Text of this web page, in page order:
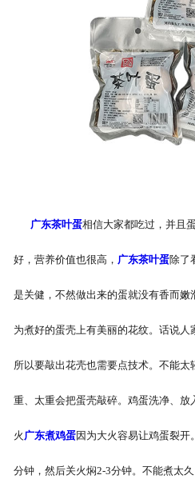
广
广
广
-
广东茶叶蛋相信大家都吃过，并且
好，营养价值也很高， 广东茶叶蛋除了
是关健，不然做出来的蛋就没有香而嫩
为煮好的蛋壳上有美丽的花纹。话说人
所以要敲出花壳也需要点技术。不能
重、太重会把蛋壳敲碎。鸡蛋洗净、放
火 广东煮鸡蛋因为大火容易让鸡蛋裂开
分钟，然后关火焖2-3分钟。不能煮太